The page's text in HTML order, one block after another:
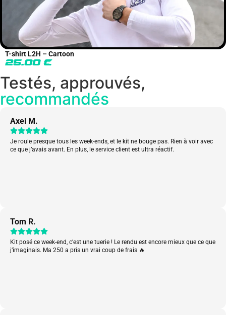
T-shirt L2H – Cartoon
25.00 €
Testés, approuvés,
recommandés
Axel M.
Je roule presque tous les week-ends, et le kit ne bouge pas. Rien à voir avec
ce que j’avais avant. En plus, le service client est ultra réactif.
Tom R.
Kit posé ce week-end, c’est une tuerie ! Le rendu est encore mieux que ce que
j’imaginais. Ma 250 a pris un vrai coup de frais 🔥